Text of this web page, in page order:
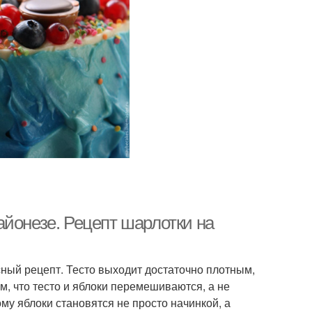
Рецепт шарлотки на
рецепт. Тесто выходит достаточно плотным,
что тесто и яблоки перемешиваются, а не
яблоки становятся не просто начинкой, а